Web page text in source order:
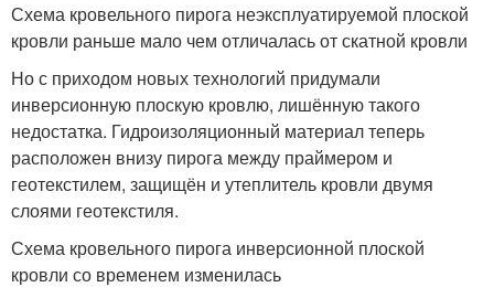
Схема кровельного пирога неэксплуатируемой плоской
кровли раньше мало чем отличалась от скатной кровли
Но с приходом новых технологий придумали
инверсионную плоскую кровлю, лишённую такого
недостатка. Гидроизоляционный материал теперь
расположен внизу пирога между праймером и
геотекстилем, защищён и утеплитель кровли двумя
слоями геотекстиля.
Схема кровельного пирога инверсионной плоской
кровли со временем изменилась